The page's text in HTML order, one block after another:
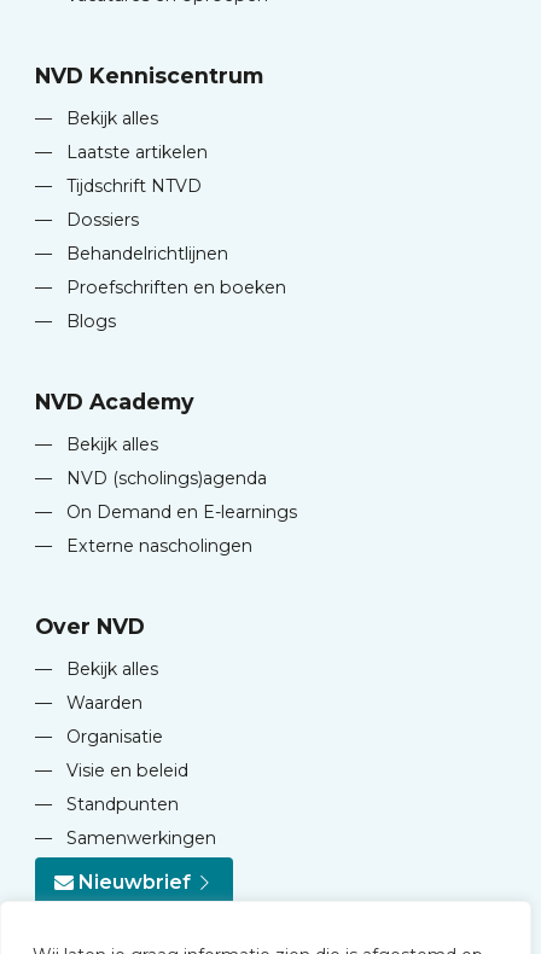
NVD Kenniscentrum
—
Bekijk alles
—
Laatste artikelen
—
Tijdschrift NTVD
—
Dossiers
—
Behandelrichtlijnen
—
Proefschriften en boeken
—
Blogs
NVD Academy
—
Bekijk alles
—
NVD (scholings)agenda
—
On Demand en E-learnings
—
Externe nascholingen
Over NVD
—
Bekijk alles
—
Waarden
—
Organisatie
—
Visie en beleid
—
Standpunten
—
Samenwerkingen
Nieuwbrief